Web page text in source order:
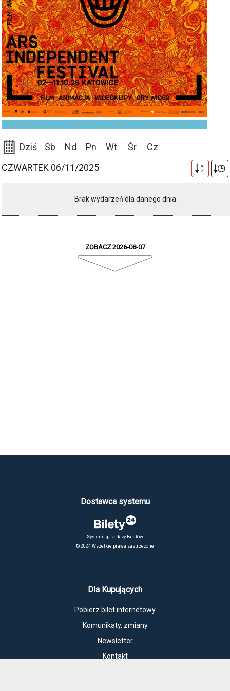
Dziś Sb Nd Pn Wt Śr
Cz
CZWARTEK 06/11/2025
A
Z
Brak wydarzeń dla danego dnia.
ZOBACZ 2026-08-07
Dostawca systemu
System sprzedaży Biletów
© 2024 Wszelkie prawa zastrzeżone
Dla Kupujących
Pobierz bilet internetowy
Komunikaty, zmiany
Newsletter
Kontakt